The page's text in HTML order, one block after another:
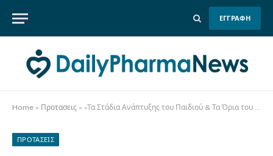
ΕΓΓΡΑΦΗ
Home » Προτασεις » «Τα Στάδια Ανάπτυξης του Παιδιού & Τα Όρια του Σώματος»: Διαδικτυακό σεμινάριο για γονείς
ΠΡΟΤΑΣΕΙΣ